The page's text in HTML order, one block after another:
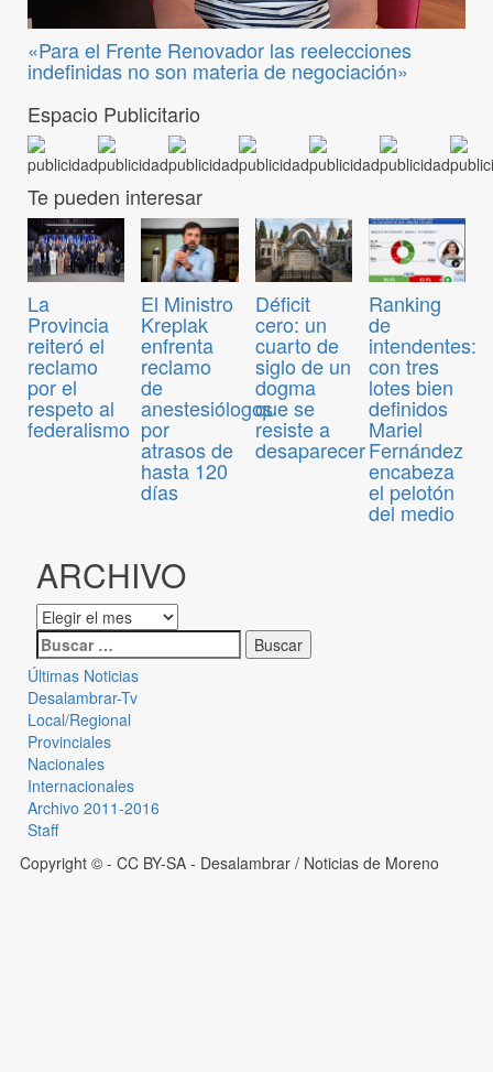
«Para el Frente Renovador las reelecciones
indefinidas no son materia de negociación»
Espacio Publicitario
Te pueden interesar
La
Provincia
reiteró el
reclamo
por el
respeto al
federalismo
El Ministro
Kreplak
enfrenta
reclamo
de
anestesiólogos
por
atrasos de
hasta 120
días
Déficit
cero: un
cuarto de
siglo de un
dogma
que se
resiste a
desaparecer
Ranking
de
intendentes:
con tres
lotes bien
definidos
Mariel
Fernández
encabeza
el pelotón
del medio
ARCHIVO
Últimas Noticias
Desalambrar-Tv
Local/Regional
Provinciales
Nacionales
Internacionales
Archivo 2011-2016
Staff
Copyright © - CC BY-SA - Desalambrar / Noticias de Moreno